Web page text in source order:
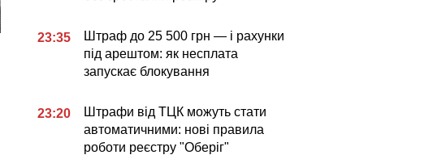
23:35
Штраф до 25 500 грн — і рахунки
під арештом: як несплата
запускає блокування
23:20
Штрафи від ТЦК можуть стати
автоматичними: нові правила
роботи реєстру "Оберіг"